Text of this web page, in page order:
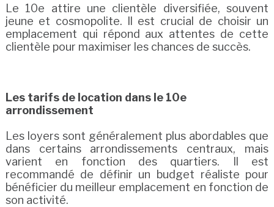
Le 10e attire une clientèle diversifiée, souvent
jeune et cosmopolite. Il est crucial de choisir un
emplacement qui répond aux attentes de cette
clientèle pour maximiser les chances de succès.
Les tarifs de location dans le 10e
arrondissement
Les loyers sont généralement plus abordables que
dans certains arrondissements centraux, mais
varient en fonction des quartiers. Il est
recommandé de définir un budget réaliste pour
bénéficier du meilleur emplacement en fonction de
son activité.